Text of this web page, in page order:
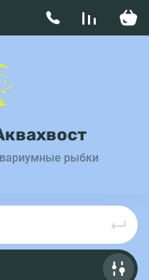
рыбки